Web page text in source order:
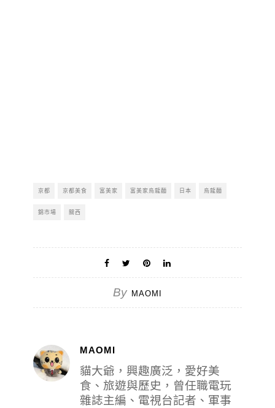
京都 京都美食 富美家 富美家烏龍麵 日本 烏龍麵
錦市場 關西
By MAOMI
MAOMI
貓大爺，興趣廣泛，愛好美
食、旅遊與歷史，曾任職電玩
雜誌主編、電視台記者、軍事